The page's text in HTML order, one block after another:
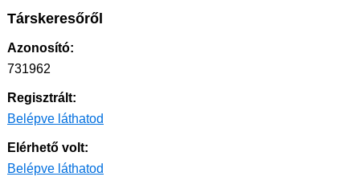
Társkeresőről
Azonosító:
731962
Regisztrált:
Belépve láthatod
Elérhető volt:
Belépve láthatod